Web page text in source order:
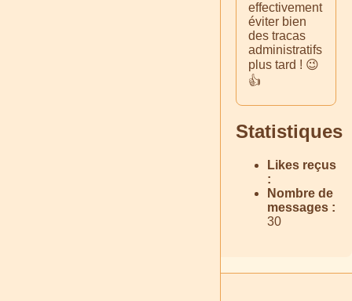
effectivement
éviter bien
des tracas
administratifs
plus tard ! 😉
👍
Statistiques
Likes reçus
:
Nombre de
messages :
30